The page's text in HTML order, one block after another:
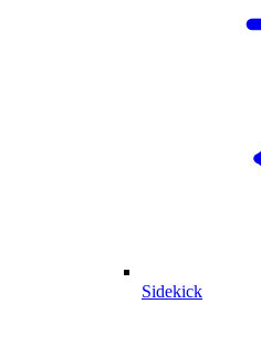
Sidekick